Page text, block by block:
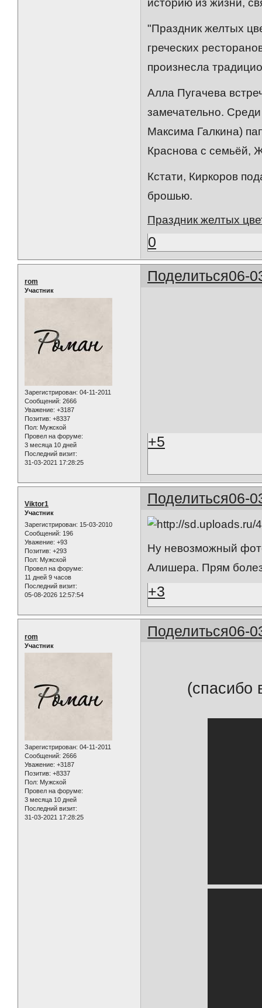
историю из жизни,
"Праздник желтых
греческих
произнесла
Алла Пугачева
замечательно.
Максима Галкина)
Краснова с семьёй,
Кстати, Киркоров
брошью.
Праздник желтых
0
Поделиться06-
rom
Участник
Зарегистрирован: 04-11-2011
Сообщений: 2666
Уважение: +3187
Позитив: +8337
Пол: Мужской
Провел на форуме:
3 месяца 10 дней
Последний визит:
31-03-2021 17:28:25
+5
Поделиться06-
Viktor1
Участник
Зарегистрирован: 15-03-2010
Сообщений: 196
Уважение: +93
Позитив: +293
Пол: Мужской
Провел на форуме:
11 дней 9 часов
Последний визит:
05-08-2026 12:57:54
Ну невозможный
Алишера. Прям
+3
Поделиться06-
rom
Участник
Зарегистрирован: 04-11-2011
Сообщений: 2666
Уважение: +3187
Позитив: +8337
Пол: Мужской
Провел на форуме:
3 месяца 10 дней
Последний визит:
31-03-2021 17:28:25
(спасибо